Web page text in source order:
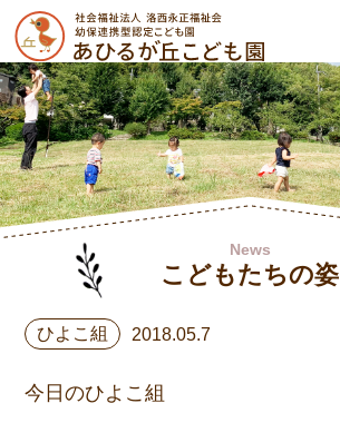
News
こどもたちの姿
ひよこ組 2018.05.7
今日のひよこ組